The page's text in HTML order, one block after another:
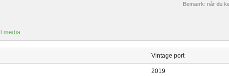
Bemærk: når du
media
Vintage port
2019